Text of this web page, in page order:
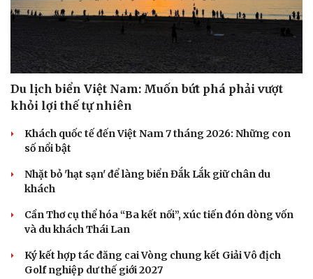
Du lịch
Tư vấn
Săn Tour
Câu chuyện thời sự
Du lịch biển Việt Nam: Muốn bứt phá phải vượt
khỏi lợi thế tự nhiên
Khách quốc tế đến Việt Nam 7 tháng 2026: Những con
số nổi bật
Nhặt bỏ 'hạt sạn' để làng biển Đắk Lắk giữ chân du
khách
Cần Thơ cụ thể hóa “Ba kết nối”, xúc tiến đón dòng vốn
và du khách Thái Lan
Ký kết hợp tác đăng cai Vòng chung kết Giải Vô địch
Golf nghiệp dư thế giới 2027